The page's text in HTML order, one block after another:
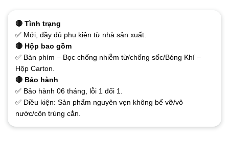
🔴 Tình trạng
✅ Mới, đầy đủ phụ kiện từ nhà sản xuất.
🔴 Hộp bao gồm
✅ Bàn phím – Bọc chống nhiễm từ/chống sốc/Bóng Khí –
Hộp Carton.
🔴 Bảo hành
✅ Bảo hành 06 tháng, lỗi 1 đổi 1.
✅ Điều kiện: Sản phẩm nguyên vẹn không bể vỡ/vô
nước/côn trùng cắn.